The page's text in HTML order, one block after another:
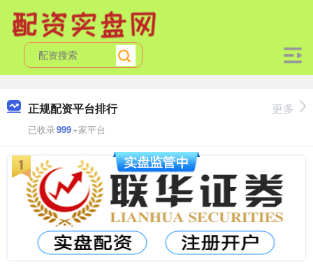
正规配资平台排行
已收录999+家平台
更多